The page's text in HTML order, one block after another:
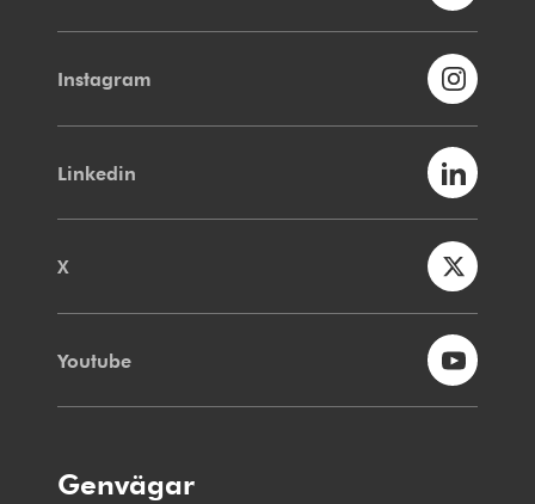
Instagram
Linkedin
X
Youtube
Genvägar